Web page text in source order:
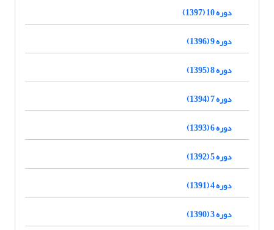
دوره 10 (1397)
دوره 9 (1396)
دوره 8 (1395)
دوره 7 (1394)
دوره 6 (1393)
دوره 5 (1392)
دوره 4 (1391)
دوره 3 (1390)